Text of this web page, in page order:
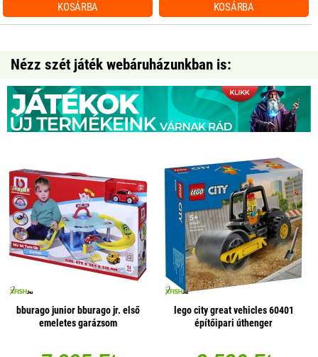
KOSÁRBA KOSÁRBA
Nézz szét játék webáruházunkban is:
bburago junior bburago jr. első
emeletes garázsom
lego city great vehicles 60401
építőipari úthenger